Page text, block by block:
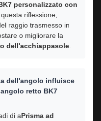
personalizzato con
riflessione,
raggio trasmesso in
o migliorare la
dell'acchiappasole.
dell'angolo influisce
retto BK7
di aPrisma ad